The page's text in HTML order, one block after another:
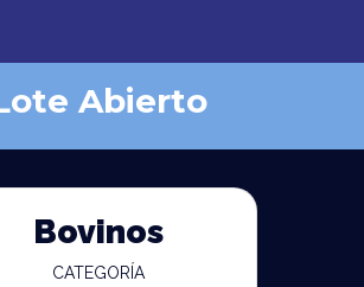
Abierto
Bovinos
CATEGORÍA